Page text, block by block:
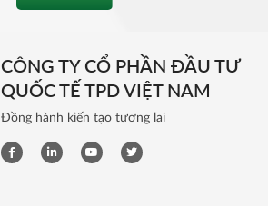
CÔNG TY CỔ PHẦN ĐẦU TƯ
QUỐC TẾ TPD VIỆT NAM
Đồng hành kiến tạo tương lai